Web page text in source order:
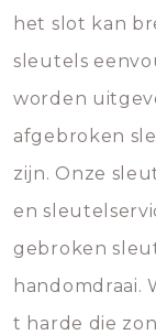
het slot kan
sleutels
worden
afgebroken
zijn. Onze
en
gebroken
handomdraai.
t harde die